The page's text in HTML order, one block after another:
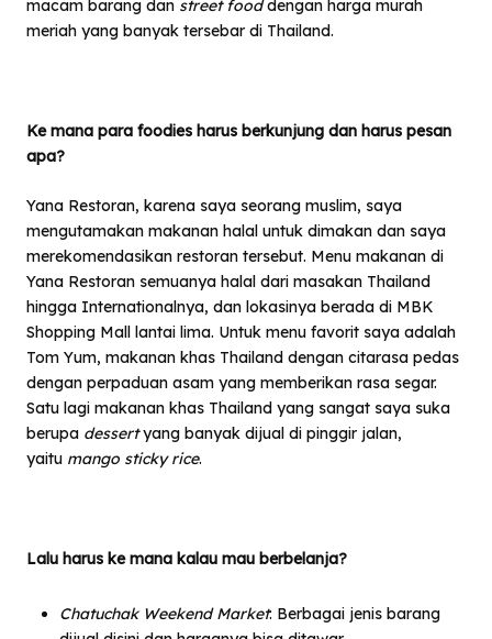
macam barang dan street fooddengan harga murah
meriah yang banyak tersebar di Thailand.
Ke mana para foodies harus berkunjung dan harus pesan
apa?
Yana Restoran, karena saya seorang muslim, saya
mengutamakan makanan halal untuk dimakan dan saya
merekomendasikan restoran tersebut. Menu makanan di
Yana Restoran semuanya halal dari masakan Thailand
hingga Internationalnya, dan lokasinya berada di MBK
Shopping Mall lantai lima. Untuk menu favorit saya adalah
Tom Yum, makanan khas Thailand dengan citarasa pedas
dengan perpaduan asam yang memberikan rasa segar.
Satu lagi makanan khas Thailand yang sangat saya suka
berupa dessertyang banyak dijual di pinggir jalan,
yaitu mango sticky rice.
Lalu harus ke mana kalau mau berbelanja?
Chatuchak Weekend Market: Berbagai jenis barang